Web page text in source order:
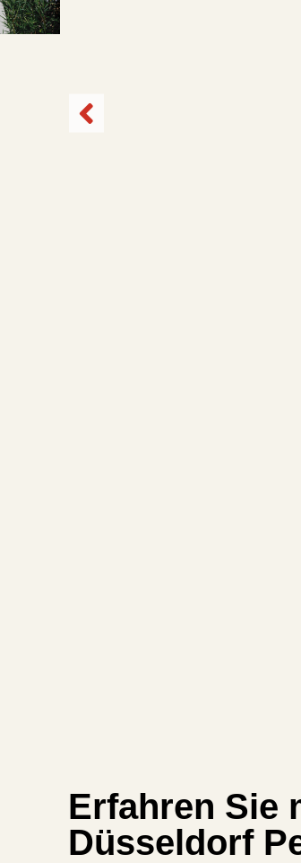
Erfahren Sie
Düsseldorf